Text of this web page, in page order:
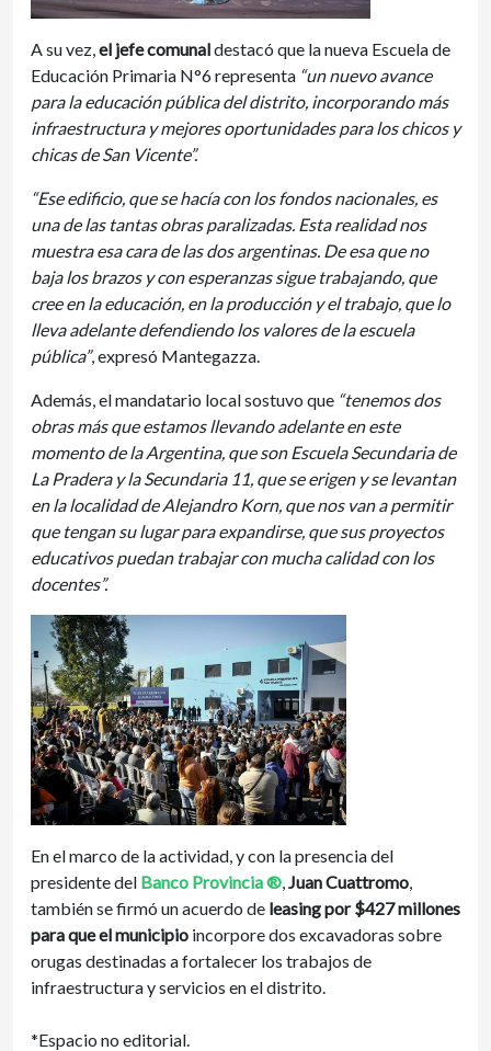
A su vez,el jefe comunaldestacó que la nueva Escuela de
Educación Primaria N°6 representa “un nuevo avance
para la educación pública del distrito, incorporando más
infraestructura y mejores oportunidades para los chicos y
chicas de San Vicente”.
“Ese edificio, que se hacía con los fondos nacionales, es
una de las tantas obras paralizadas. Esta realidad nos
muestra esa cara de las dos argentinas. De esa que no
baja los brazos y con esperanzas sigue trabajando, que
cree en la educación, en la producción y el trabajo, que lo
lleva adelante defendiendo los valores de la escuela
pública”, expresó Mantegazza.
Además, el mandatario local sostuvo que “tenemos dos
obras más que estamos llevando adelante en este
momento de la Argentina, que son Escuela Secundaria de
La Pradera y la Secundaria 11, que se erigen y se levantan
en la localidad de Alejandro Korn, que nos van a permitir
que tengan su lugar para expandirse, que sus proyectos
educativos puedan trabajar con mucha calidad con los
docentes”.
En el marco de la actividad, y con la presencia del
presidente del Banco Provincia ® Juan Cuattromo
también se firmó un acuerdo de leasing por $427 millones
para que el municipio incorpore dos excavadoras sobre
orugas destinadas a fortalecer los trabajos de
infraestructura y servicios en el distrito.
*Espacio no editorial.